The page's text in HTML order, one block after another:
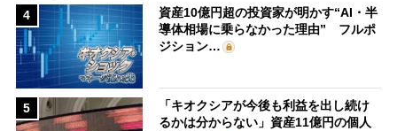
4
資産10億円超の投資家が明かす“AI・半
導体相場に乗らなかった理由” フルポ
ジション…
5
「キオクシアが今後も利益を出し続け
るかは分からない」資産11億円の個人